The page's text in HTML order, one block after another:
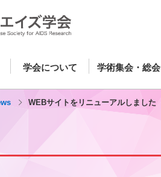
学会について 学術集会・総会
WEBサイトをリニューアルしました